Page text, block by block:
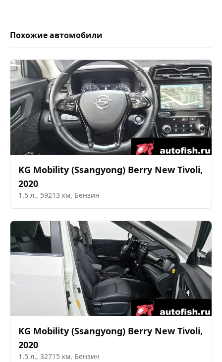
Похожие автомобили
KG Mobility (Ssangyong) Berry New Tivoli,
2020
1.5 л., 59213 км, Бензин
KG Mobility (Ssangyong) Berry New Tivoli,
2020
1.5 л., 32715 км, Бензин